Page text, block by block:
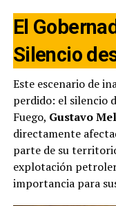
El
Silencio
Este escenario de
perdido: el silencio
Fuego, Gustavo
directamente
parte de su
explotación
importancia para